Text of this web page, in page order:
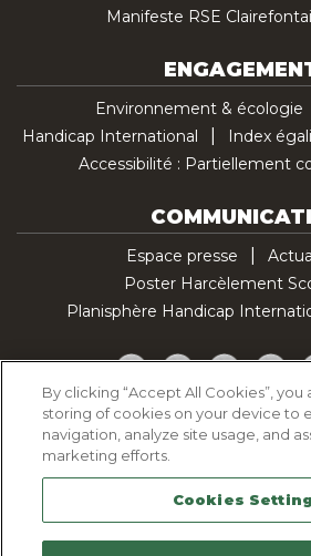
Manifeste RSE
Environnement & écologie
Handicap International
Index
Accessibilité : Partiellement
Espace presse
Poster Harcèlement
Planisphère Handicap
Facebook
TwitterYouTube
Politique d'utilisation
Politique de
Mentions
Plan du site
Contactez-nous
By clicking “Accept All Cookies”,
storing of cookies on your device to
navigation, analyze site usage, and
marketing efforts.
Cookies